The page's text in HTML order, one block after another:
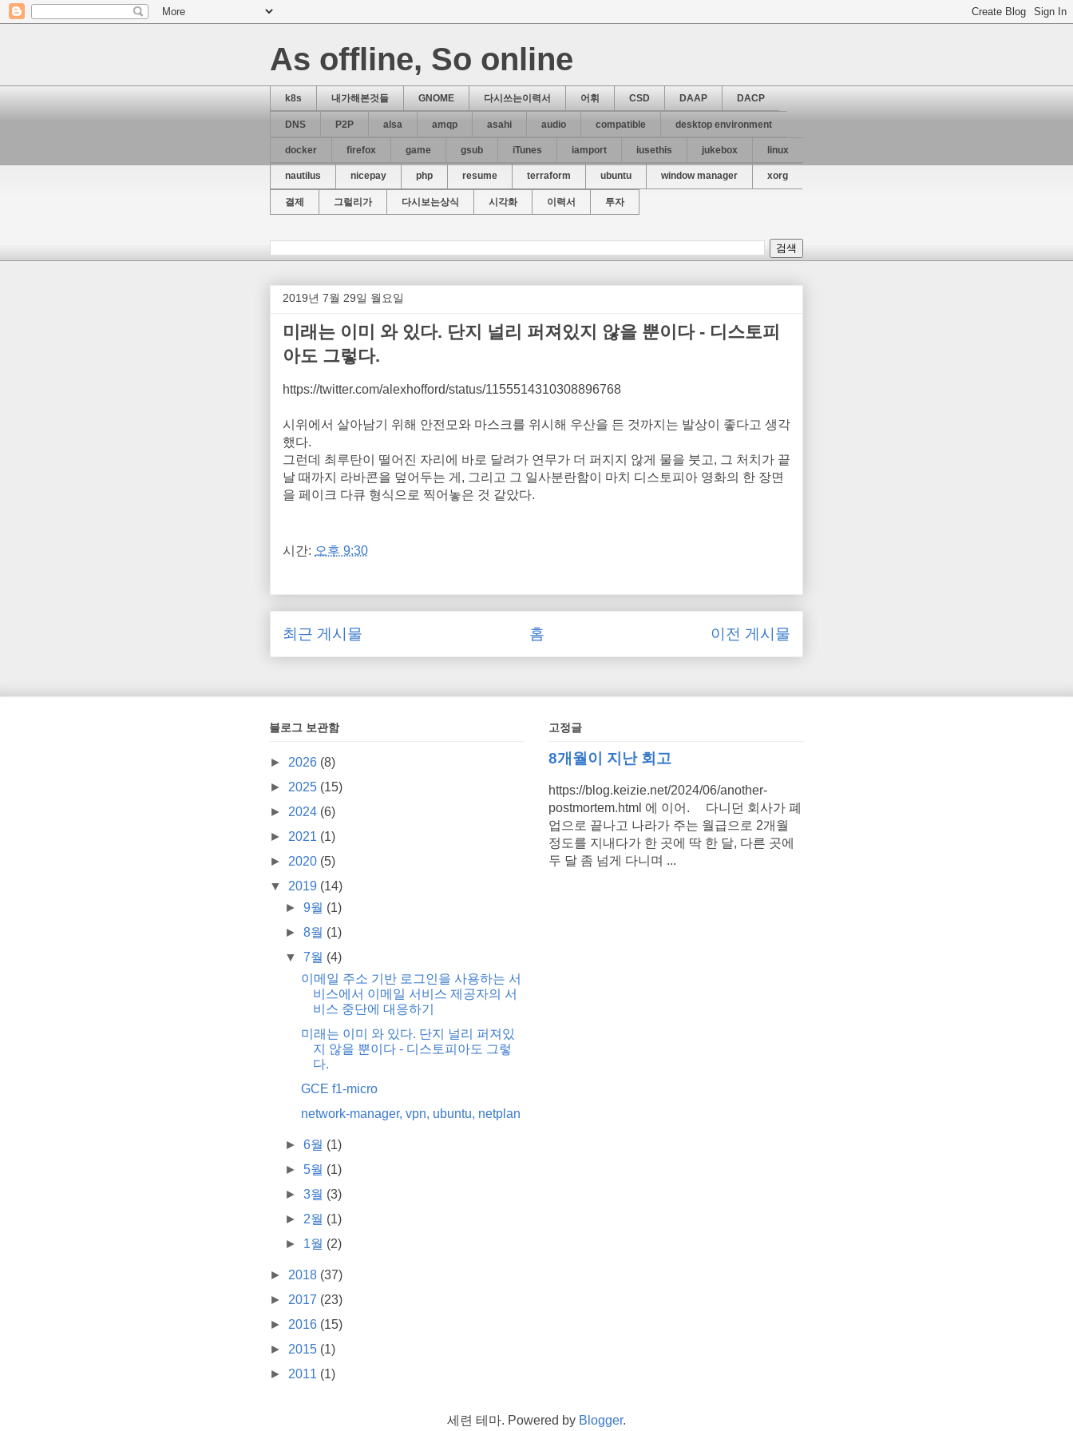
As offline, So online
k8s 내가해본것들 GNOME 다시쓰는이력서 어휘 CSD DAAP DACP
DNS P2P alsa amqp asahi audio compatible desktop environment
docker firefox game gsub iTunes iamport iusethis jukebox linux
nautilus nicepay php resume terraform ubuntu window manager xorg
결제 그럴리가 다시보는상식 시각화 이력서 투자
2019년 7월 29일 월요일
미래는 이미 와 있다. 단지 널리 퍼져있지 않을 뿐이다 - 디스토피
아도 그렇다.
https://twitter.com/alexhofford/status/1155514310308896768
시위에서 살아남기 위해 안전모와 마스크를 위시해 우산을 든 것까지는 발상이 좋다고 생각
했다.
그런데 최루탄이 떨어진 자리에 바로 달려가 연무가 더 퍼지지 않게 물을 붓고, 그 처치가 끝
날 때까지 라바콘을 덮어두는 게, 그리고 그 일사분란함이 마치 디스토피아 영화의 한 장면
을 페이크 다큐 형식으로 찍어놓은 것 같았다.
시간: 오후 9:30
최근 게시물 이전 게시물
홈
블로그 보관함
► 2026 (8)
► 2025 (15)
► 2024 (6)
► 2021 (1)
► 2020 (5)
▼ 2019 (14)
►9월 (1)
►8월 (1)
▼7월 (4)
이메일 주소 기반 로그인을 사용하는 서
비스에서 이메일 서비스 제공자의 서
비스 중단에 대응하기
미래는 이미 와 있다. 단지 널리 퍼져있
지 않을 뿐이다 - 디스토피아도 그렇
다.
GCE f1-micro
network-manager, vpn, ubuntu, netplan
►6월 (1)
►5월 (1)
►3월 (3)
► 2월 (1)
► 1월 (2)
► 2018 (37)
► 2017 (23)
► 2016 (15)
► 2015 (1)
► 2011 (1)
고정글
8개월이 지난 회고
https://blog.keizie.net/2024/06/another-
postmortem.html 에 이어. 다니던 회사가 폐
업으로 끝나고 나라가 주는 월급으로 2개월
정도를 지내다가 한 곳에 딱 한 달, 다른 곳에
두 달 좀 넘게 다니며 ...
세련 테마. Powered by Blogger.